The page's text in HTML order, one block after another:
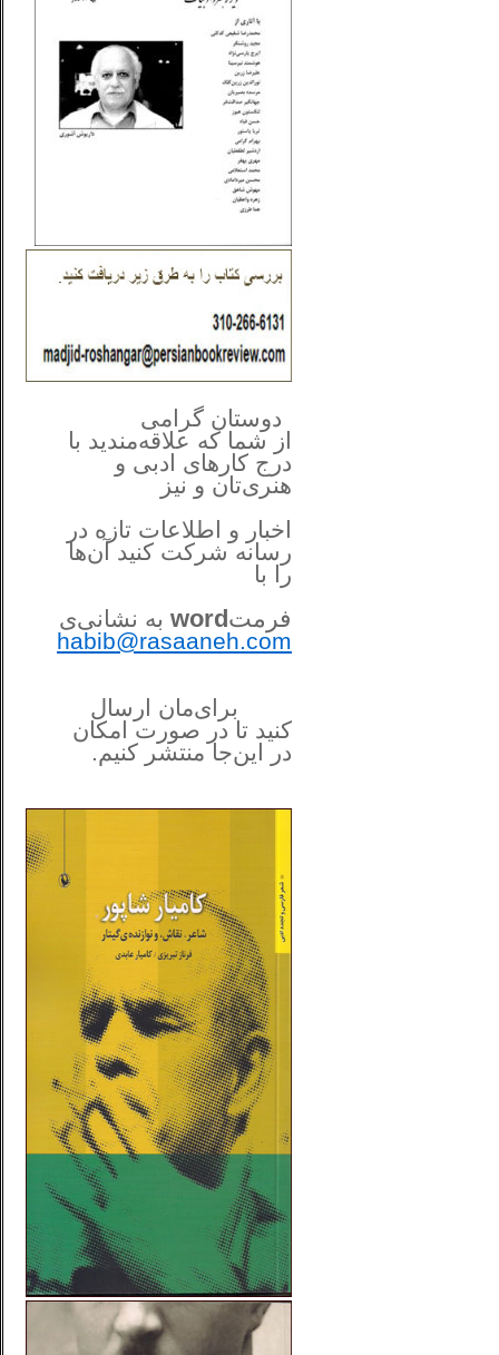
دوستان گرامی
از شما که علاقه‌مندید با
درج کارهای‌ ادبی و
هنری‌تان و نیز
اخبار و اطلاعات تازه در
رسانه شرکت کنید آن‌ها
را با
فرمتword به نشانی‌ی
habib@rasaaneh.com
برای‌مان ارسال
کنید تا در صورت امکان
در این‌جامنتشر کنیم.